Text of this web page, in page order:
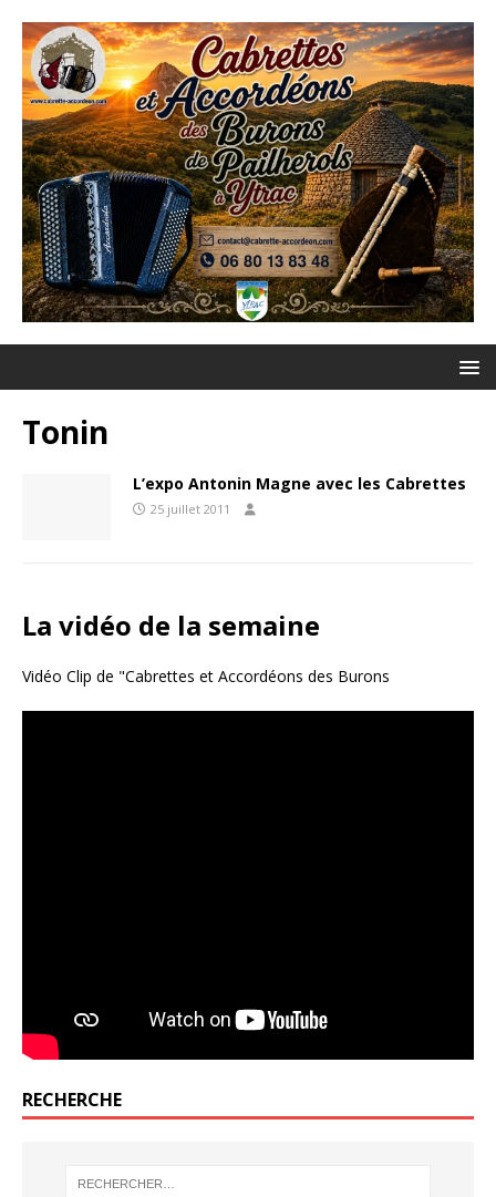
Tonin
L’expo Antonin Magne avec les Cabrettes
25 juillet 2011
La vidéo de la semaine
Vidéo Clip de "Cabrettes et Accordéons des Burons
RECHERCHE